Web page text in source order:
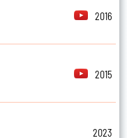
2016
2015
2023